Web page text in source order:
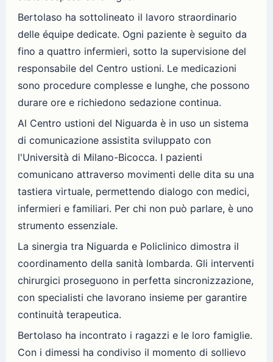
Bertolaso ha sottolineato il lavoro straordinario
delle équipe dedicate. Ogni paziente è seguito da
fino a quattro infermieri, sotto la supervisione del
responsabile del Centro ustioni. Le medicazioni
sono procedure complesse e lunghe, che possono
durare ore e richiedono sedazione continua.
Al Centro ustioni del Niguarda è in uso un sistema
di comunicazione assistita sviluppato con
l'Università di Milano-Bicocca. I pazienti
comunicano attraverso movimenti delle dita su una
tastiera virtuale, permettendo dialogo con medici,
infermieri e familiari. Per chi non può parlare, è uno
strumento essenziale.
La sinergia tra Niguarda e Policlinico dimostra il
coordinamento della sanità lombarda. Gli interventi
chirurgici proseguono in perfetta sincronizzazione,
con specialisti che lavorano insieme per garantire
continuità terapeutica.
Bertolaso ha incontrato i ragazzi e le loro famiglie.
Con i dimessi ha condiviso il momento di sollievo